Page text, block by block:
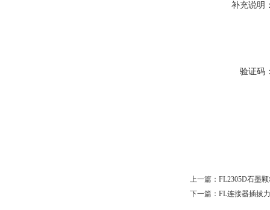
补充说明
验证码
上一篇： FL2305D石墨
下一篇： FL连接器插拔